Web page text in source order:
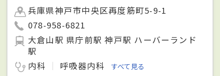
兵庫県神戸市中央区再度筋町5-9-1
078-958-6821
大倉山駅 県庁前駅 神戸駅 ハーバーランド
駅
内科
呼吸器内科 すべて見る